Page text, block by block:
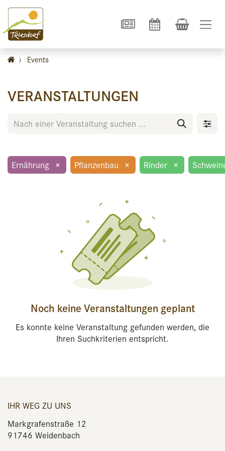
› Events
VERANSTALTUNGEN
Ernährung × Pflanzenbau × Rinder ×
Noch keine Veranstaltungen geplant
Es konnte keine Veranstaltung gefunden werden, die
Ihren Suchkriterien entspricht.
IHR WEG ZU UNS
Markgrafenstraße 12
91746 Weidenbach